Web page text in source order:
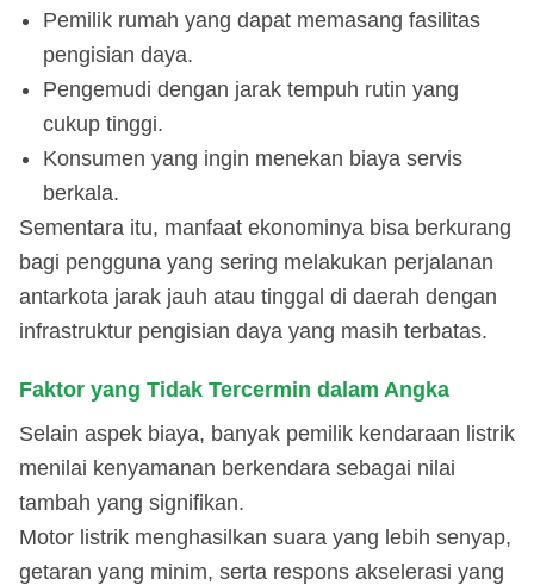
Pemilik rumah yang dapat memasang fasilitas
pengisian daya.
Pengemudi dengan jarak tempuh rutin yang
cukup tinggi.
Konsumen yang ingin menekan biaya servis
berkala.
Sementara itu, manfaat ekonominya bisa berkurang
bagi pengguna yang sering melakukan perjalanan
antarkota jarak jauh atau tinggal di daerah dengan
infrastruktur pengisian daya yang masih terbatas.
Faktor yang Tidak Tercermin dalam Angka
Selain aspek biaya, banyak pemilik kendaraan listrik
menilai kenyamanan berkendara sebagai nilai
tambah yang signifikan.
Motor listrik menghasilkan suara yang lebih senyap,
getaran yang minim, serta respons akselerasi yang